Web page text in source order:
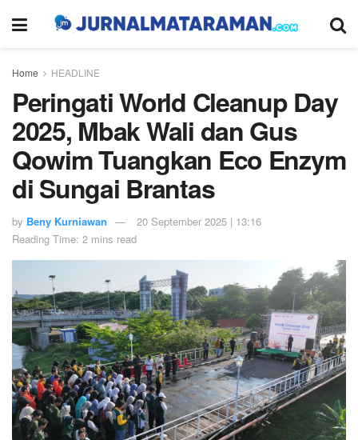
Home HEADLINE
Peringati World Cleanup Day
2025, Mbak Wali dan Gus
Qowim Tuangkan Eco Enzym
di Sungai Brantas
by Beny Kurniawan
20 September 2025 | 13:16
Reading Time: 2 mins read